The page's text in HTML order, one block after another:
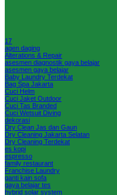
17
agen daging
Alterations & Repair
asesmen diagnostik gaya belajar
asesmen gaya belajar
Baby Laundry Terdekat
Bag Spa Jakarta
Cuci Helm
Cuci Jaket Outdoor
Cuci Tas Branded
Cuci Wetsuit Diving
dekorasi
Dry Clean Jas dan Gaun
Dry Cleaning Jakarta Selatan
Dry Cleaning Terdekat
es kopi
espresso
family restaurant
Franchise Laundry
ganti kain sofa
gaya belajar tes
hybrid solar system